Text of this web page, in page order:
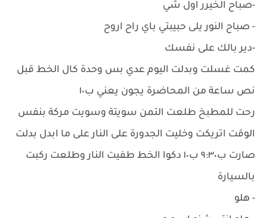
-صباح الخيرر اول شي
- صباح النور يلى حبيبتي باي راح اروح
-دير بالك على نفسك
كمت غسلت وبدلت اليوم عدي بس وحدة كال الخط قبل
نص ساعة من المحاضرة يجون يعني ب١٠
رحت للمطبخ طلعت التمن سويتة وسويت مركة بنفس
الوقت اتريكت وخليت الجدورة على النار على ما ابدل بدلت
صارت ب٩:٣٠ ب١٠ دكوا الخط طفيت النار وطلعت ركبت
بالسيارة
- هلو